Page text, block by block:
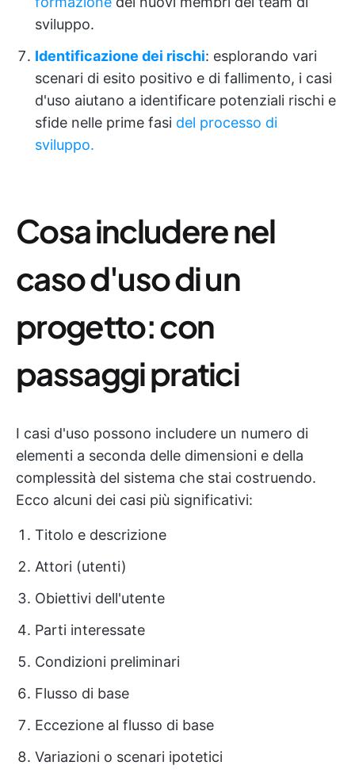
sviluppo.
Identificazione dei rischi: esplorando vari
scenari di esito positivo e di fallimento, i casi
d'uso aiutano a identificare potenziali rischi e
sfide nelle prime fasi del processo di
sviluppo.
Cosa includere nel
caso d'uso di un
progetto: con
passaggi pratici
I casi d'uso possono includere un numero di
elementi a seconda delle dimensioni e della
complessità del sistema che stai costruendo.
Ecco alcuni dei casi più significativi:
Titolo e descrizione
Attori (utenti)
Obiettivi dell'utente
Parti interessate
Condizioni preliminari
Flusso di base
Eccezione al flusso di base
Variazioni o scenari ipotetici